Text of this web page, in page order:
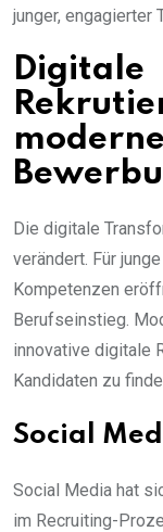
junger, engagierter
Digitale
moderne
Die digitale
verändert. Für
Kompetenzen
Berufseinstieg.
innovative digitale
Kandidaten zu
Social
Social Media hat
im Recruiting-